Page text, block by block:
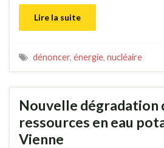
Lire la suite
dénoncer, énergie, nucléaire
Nouvelle dégradation
ressources en eau
Vienne